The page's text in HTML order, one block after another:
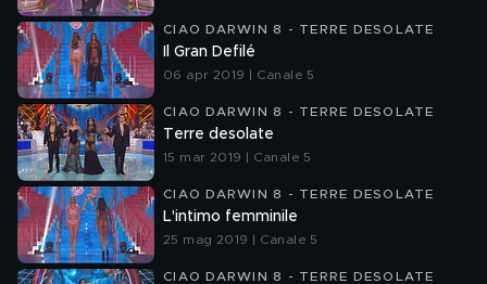
CIAO DARWIN 8 - TERRE DESOLATE
Il Gran Defilé
06 apr 2019 | Canale 5
CIAO DARWIN 8 - TERRE DESOLATE
Terre desolate
15 mar 2019 | Canale 5
CIAO DARWIN 8 - TERRE DESOLATE
L'intimo femminile
25 mag 2019 | Canale 5
CIAO DARWIN 8 - TERRE DESOLATE